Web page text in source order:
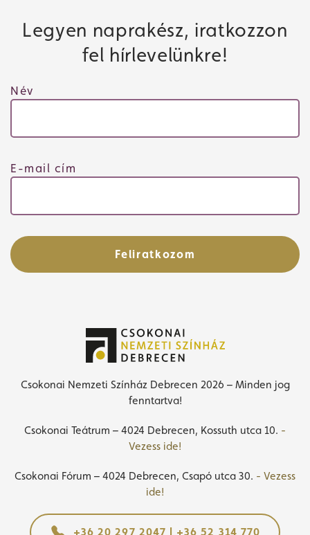
Legyen naprakész, iratkozzon
fel hírlevelünkre!
Név
E-mail cím
Feliratkozom
Csokonai Nemzeti Színház Debrecen 2026 – Minden jog
fenntartva!
Csokonai Teátrum – 4024 Debrecen, Kossuth utca 10. -
Vezess ide!
Csokonai Fórum – 4024 Debrecen, Csapó utca 30. - Vezess
ide!
+36 20 297 2047 | +36 52 314 770